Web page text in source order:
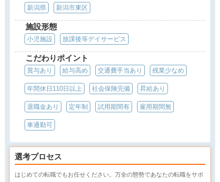
新潟県 新潟市東区
施設形態
小児施設 放課後等デイサービス
こだわりポイント
賞与あり 給与高め 交通費手当あり 残業少なめ
年間休日110日以上 社会保険完備 昇給あり
退職金あり 定年制 試用期間有 雇用期間無
車通勤可
選考プロセス
はじめての転職でもお任せください。万全の態勢であなたの転職をサポ